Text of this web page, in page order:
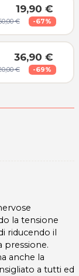
19,90 €
€ -67%
36,90 €
€ -69%
la tensione
riducendo il
pressione.
anche la
a tutti ed